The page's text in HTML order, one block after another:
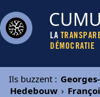
LA
DÉMOCRATIE
Ils buzzent :
Hedebouw ›